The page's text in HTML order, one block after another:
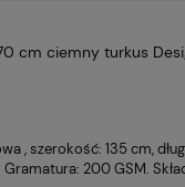
cm ciemny turkus
, szerokość: 135 cm,
200 GSM.